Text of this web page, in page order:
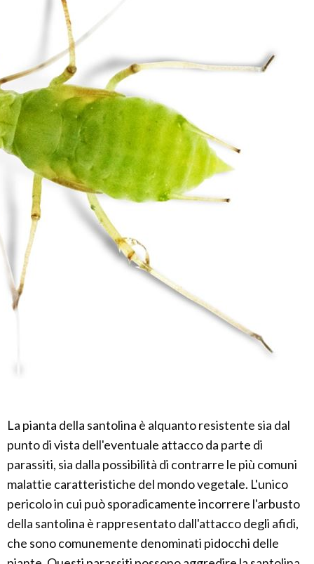
La pianta della santolina è alquanto resistente sia dal
punto di vista dell'eventuale attacco da parte di
parassiti, sia dalla possibilità di contrarre le più comuni
malattie caratteristiche del mondo vegetale. L'unico
pericolo in cui può sporadicamente incorrere l'arbusto
della santolina è rappresentato dall'attacco degli afidi,
che sono comunemente denominati pidocchi delle